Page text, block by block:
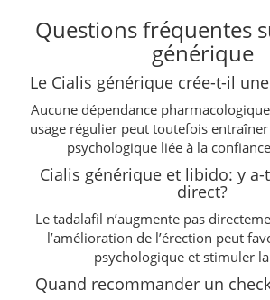
Questions fréquentes
générique
Le Cialis générique crée-t-il
Aucune dépendance
usage régulier peut toutefois
psychologique liée à la
Cialis générique et libido: y
direct?
Le tadalafil n’augmente pas
l’amélioration de l’érection peut
psychologique et stimuler
Quand recommander un